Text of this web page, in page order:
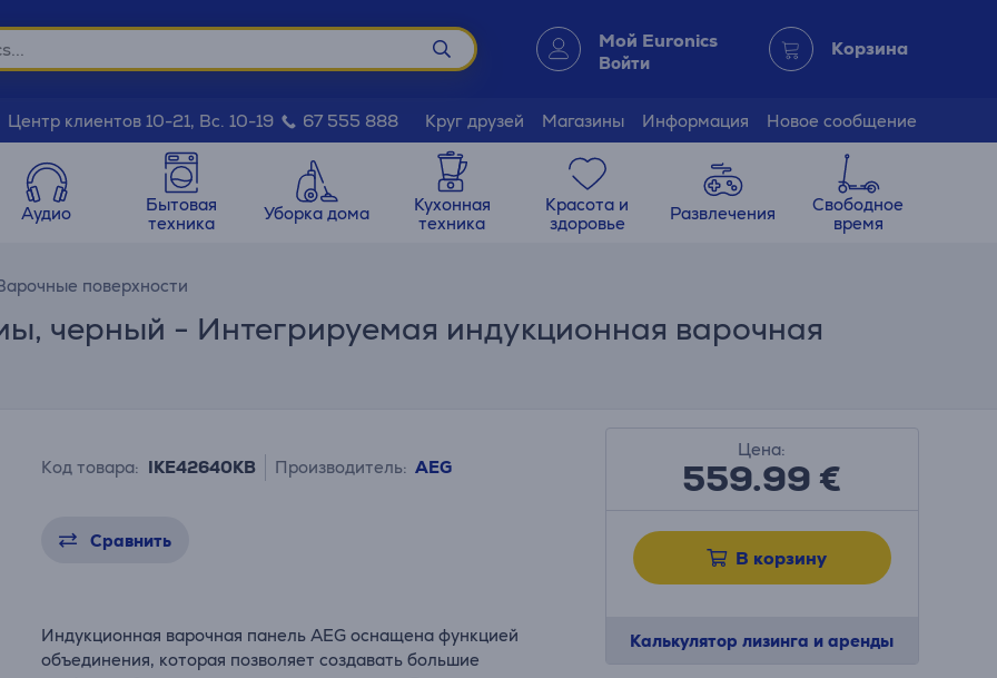
Мой Euronics
Войти
Корзина
Центр клиентов 10-21, Вс. 10-19 67 555 888 Круг друзей Магазины Информация Новое сообщение
Аудио
Бытовая
техника
Уборка дома
Кухонная
техника
Красота и
здоровье
Развлечения
Свободное
время
поверхности
черный - Интегрируемая индукционная варочная
Код товара: IKE42640KB Производитель: AEG
Сравнить
Индукционная варочная панель AEG оснащена функцией
объединения, которая позволяет создавать большие
Цена:
559.99€
В корзину
Калькулятор лизинга и аренды